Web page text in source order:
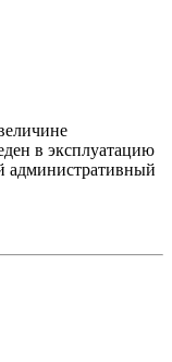
в эксплуатацию
административный